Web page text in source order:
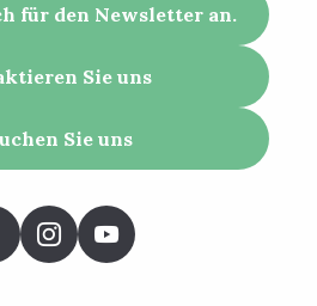
für den Newsletter an.
Sie uns
Sie uns